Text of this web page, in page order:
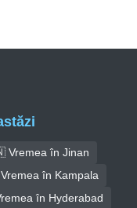
în Jinan
în Kampala
în Hyderabad